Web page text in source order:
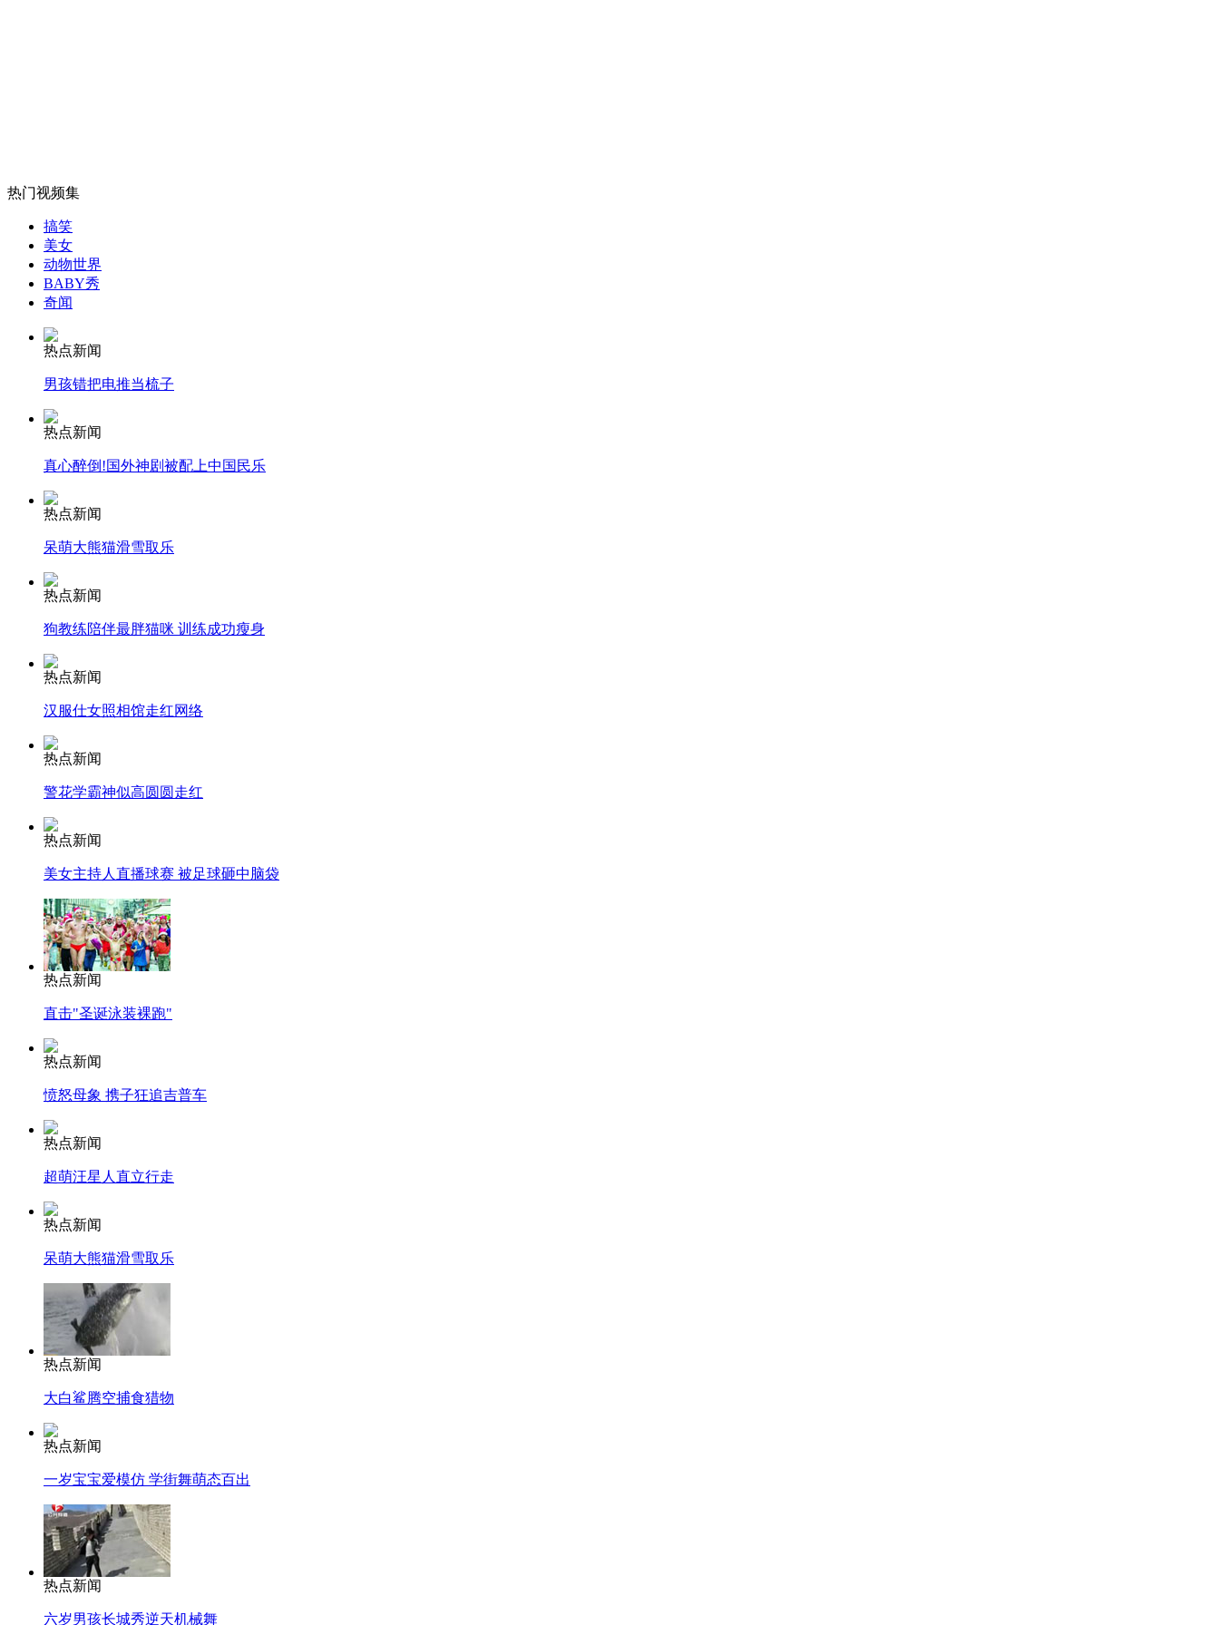
无痛分娩是否安全 医生回应
外交部：反对强权政治霸凌主义
外交部：有关国家言论片面不公正
走！跟着总书记去植树
纽约上演“枕头大战”
热门视频集
搞笑
美女
动物世界
BABY秀
奇闻
热点新闻
男孩错把电推当梳子
热点新闻
真心醉倒!国外神剧被配上中国民乐
热点新闻
呆萌大熊猫滑雪取乐
热点新闻
狗教练陪伴最胖猫咪 训练成功瘦身
热点新闻
汉服仕女照相馆走红网络
热点新闻
警花学霸神似高圆圆走红
热点新闻
美女主持人直播球赛 被足球砸中脑袋
热点新闻
直击"圣诞泳装裸跑"
热点新闻
愤怒母象 携子狂追吉普车
热点新闻
超萌汪星人直立行走
热点新闻
呆萌大熊猫滑雪取乐
热点新闻
大白鲨腾空捕食猎物
热点新闻
一岁宝宝爱模仿 学街舞萌态百出
热点新闻
六岁男孩长城秀逆天机械舞